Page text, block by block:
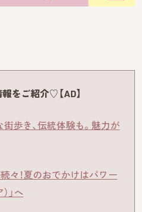
をご紹介♡【AD】
歩き、伝統体験も。魅力が
々！夏のおでかけはパワー
」へ